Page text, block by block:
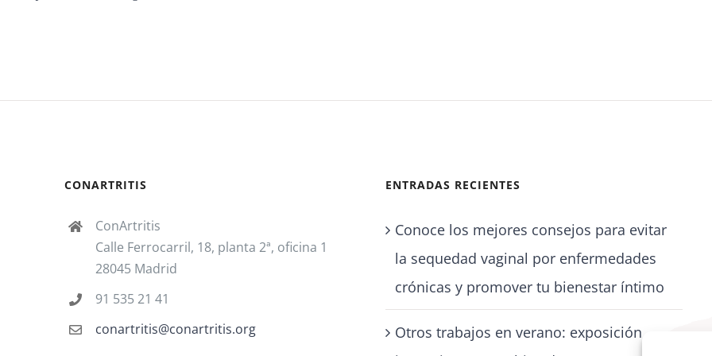
CONARTRITIS
ConArtritis
Calle Ferrocarril, 18, planta 2ª, oficina 1
28045 Madrid
91 535 21 41
conartritis@conartritis.org
ENTRADAS RECIENTES
Conoce los mejores consejos para evitar
la sequedad vaginal por enfermedades
crónicas y promover tu bienestar íntimo
Otros trabajos en verano: exposición